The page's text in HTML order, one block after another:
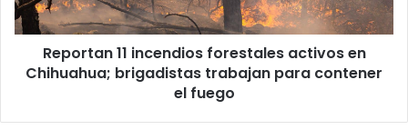
brigadistas
trabajan
contener
Reportan 11 incendios forestales activos en
Chihuahua; brigadistas trabajan para contener
el fuego